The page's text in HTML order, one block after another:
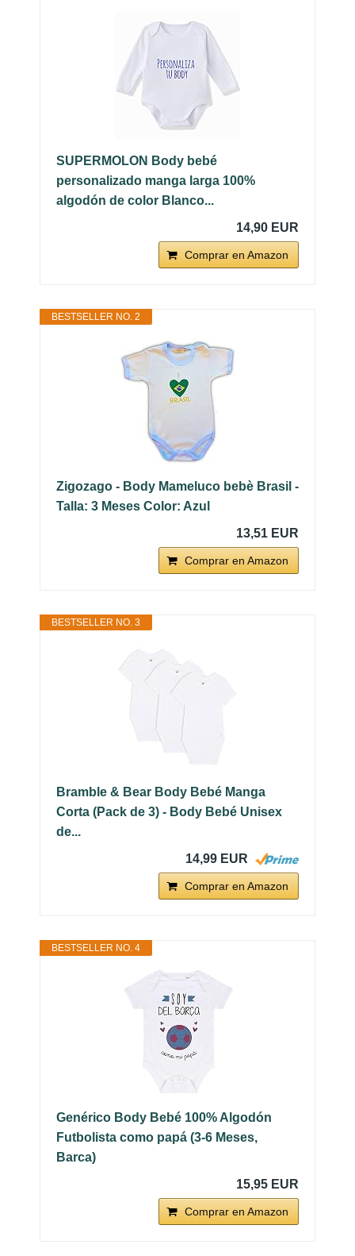
SUPERMOLON Body bebé
personalizado manga larga 100%
algodón de color Blanco...
14,90 EUR
Comprar en Amazon
BESTSELLER NO. 2
Zigozago - Body Mameluco bebè Brasil -
Talla: 3 Meses Color: Azul
13,51 EUR
Comprar en Amazon
BESTSELLER NO. 3
Bramble & Bear Body Bebé Manga
Corta (Pack de 3) - Body Bebé Unisex
de...
14,99 EUR
Comprar en Amazon
BESTSELLER NO. 4
Genérico Body Bebé 100% Algodón
Futbolista como papá (3-6 Meses,
Barca)
15,95 EUR
Comprar en Amazon